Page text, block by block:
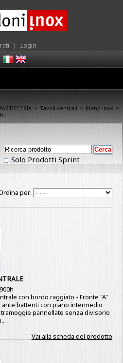
| Login
> Tavoli centrali > Piano inox >
Solo Prodotti Sprint
per:
con bordo raggiato - Fronte "A"
battenti con piano intermedio
pannellate senza divisorio
Vai alla scheda del prodotto